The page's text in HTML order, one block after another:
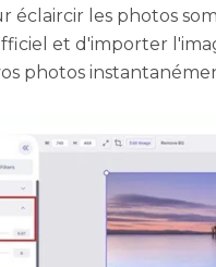
éclaircir les photos
et d'importer
photos